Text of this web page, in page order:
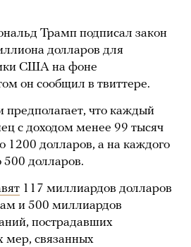
Трамп подписал закон
долларов для
США на фоне
он сообщил в твиттере.
что каждый
с доходом менее 99 тысяч
1200 долларов, а на каждого
500 долларов.
117 миллиардов долларов
и 500 миллиардов
пострадавших
мер, связанных